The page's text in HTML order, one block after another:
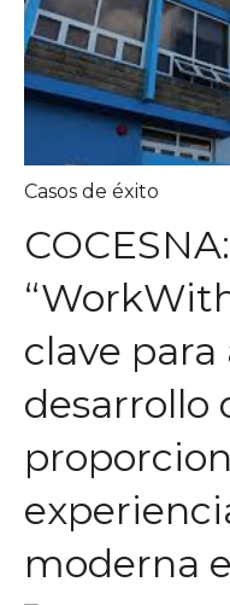
Casos de éxito
COCESNA:
clave para
desarrollo
moderna